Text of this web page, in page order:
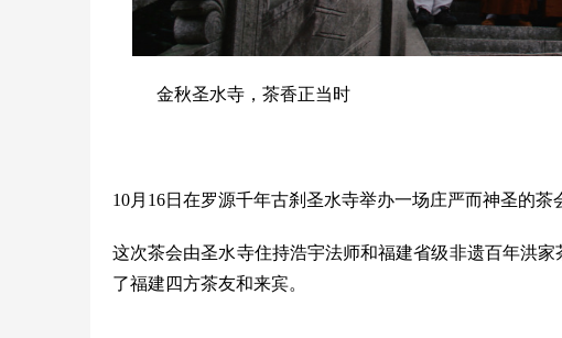
金秋圣水寺，茶香正当时
10月16日在罗源千年古刹圣水寺举办一场庄严而神圣的
这次茶会由圣水寺住持浩宇法师和福建省级非遗百年洪
了福建四方茶友和来宾。